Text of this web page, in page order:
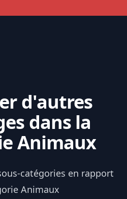
d'autres
dans la
Animaux
catégories en rapport
Animaux